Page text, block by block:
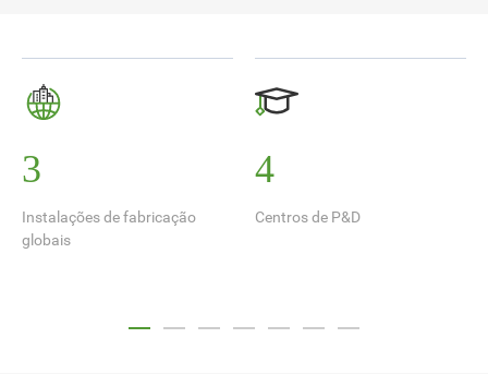
4
Centros de P&D
10
Filiais